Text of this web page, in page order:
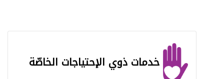
خدمات ذوي الإحتياجات الخاصّة